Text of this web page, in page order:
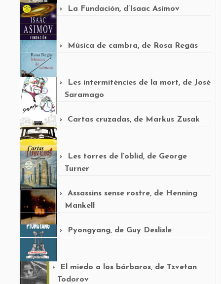
La Fundación, d’Isaac Asimov
Música de cambra, de Rosa Regàs
Les intermitències de la mort, de José
Saramago
Cartas cruzadas, de Markus Zusak
Les torres de l’oblid, de George
Turner
Assassins sense rostre, de Henning
Mankell
Pyongyang, de Guy Deslisle
El miedo a los bárbaros, de Tzvetan
Todorov